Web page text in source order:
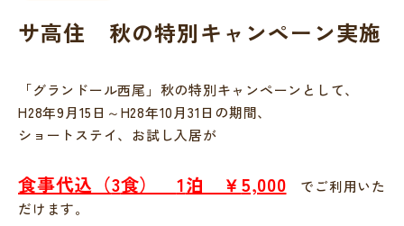
サ高住 秋の特別キャンペーン実施
「グランドール西尾」秋の特別キャンペーンとして、
H28年9月15日～H28年10月31日の期間、
ショートステイ、お試し入居が
食事代込（3食） 1泊 ￥5,000 でご利用いた
だけます。